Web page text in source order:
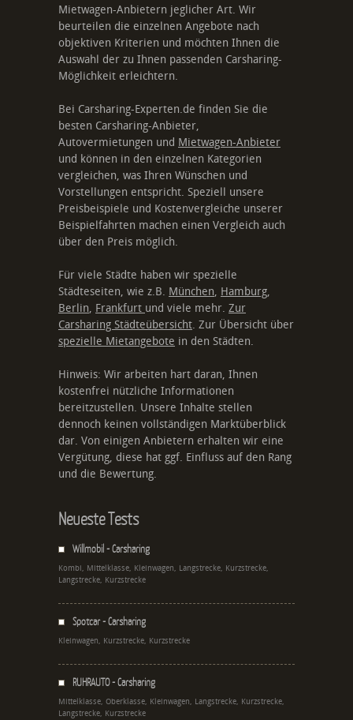
Mietwagen-Anbietern jeglicher Art. Wir
beurteilen die einzelnen Angebote nach
objektiven Kriterien und möchten Ihnen die
Auswahl der zu Ihnen passenden Carsharing-
Möglichkeit erleichtern.
Bei Carsharing-Experten.de finden Sie die
besten Carsharing-Anbieter,
Autovermietungen und Mietwagen-Anbieter
und können in den einzelnen Kategorien
vergleichen, was Ihren Wünschen und
Vorstellungen entspricht. Speziell unsere
Preisbeispiele und Kostenvergleiche unserer
Beispielfahrten machen einen Vergleich auch
über den Preis möglich.
Für viele Städte haben wir spezielle
Städteseiten, wie z.B. München, Hamburg,
Berlin, Frankfurt und viele mehr. Zur
Carsharing Städteübersicht. Zur Übersicht über
spezielle Mietangebote in den Städten.
Hinweis: Wir arbeiten hart daran, Ihnen
kostenfrei nützliche Informationen
bereitzustellen. Unsere Inhalte stellen
dennoch keinen vollständigen Marktüberblick
dar. Von einigen Anbietern erhalten wir eine
Vergütung, diese hat ggf. Einfluss auf den Rang
und die Bewertung.
Neueste Tests
Willmobil - Carsharing
Kombi, Mittelklasse, Kleinwagen, Langstrecke, Kurzstrecke,
Langstrecke, Kurzstrecke
Spotcar - Carsharing
Kleinwagen, Kurzstrecke, Kurzstrecke
RUHRAUTO - Carsharing
Mittelklasse, Oberklasse, Kleinwagen, Langstrecke, Kurzstrecke,
Langstrecke, Kurzstrecke